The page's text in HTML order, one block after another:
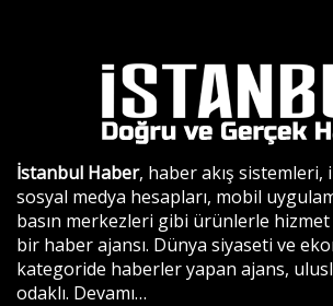
İstanbul Haber, haber akış
sosyal medya hesapları, mobil
basın merkezleri gibi ürünlerle
bir haber ajansı. Dünya siyaseti ve
kategoride haberler yapan ajans,
odaklı. Devamı…